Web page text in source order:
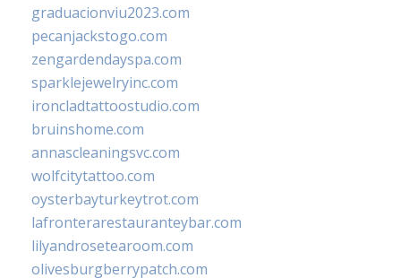
graduacionviu2023.com
pecanjackstogo.com
zengardendayspa.com
sparklejewelryinc.com
ironcladtattoostudio.com
bruinshome.com
annascleaningsvc.com
wolfcitytattoo.com
oysterbayturkeytrot.com
lafronterarestauranteybar.com
lilyandrosetearoom.com
olivesburgberrypatch.com